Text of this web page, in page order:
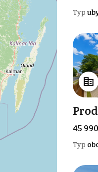
Typ
45
Typ